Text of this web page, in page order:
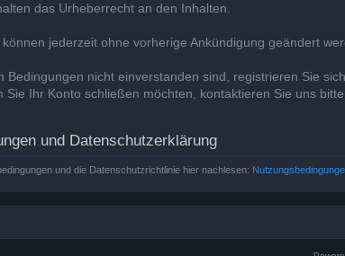
das Urheberrecht an den Inhalten.
jederzeit ohne vorherige Ankündigung geändert
Bedingungen nicht einverstanden sind, registrieren Sie
Sie Ihr Konto schließen möchten, kontaktieren Sie uns bitte.
und Datenschutzerklärung
und die Datenschutzrichtlinie hier nachlesen: